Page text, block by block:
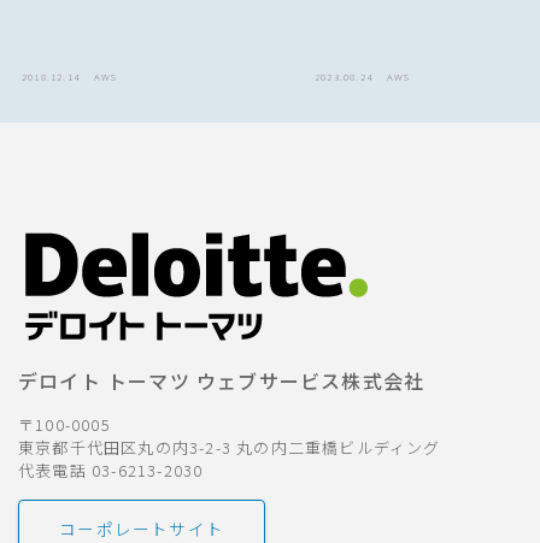
2018.12.14 AWS 2023.08.24 AWS
デロイト トーマツ ウェブサービス株式会社
〒100-0005
東京都千代田区丸の内3-2-3 丸の内二重橋ビルディング
代表電話 03-6213-2030
コーポレートサイト